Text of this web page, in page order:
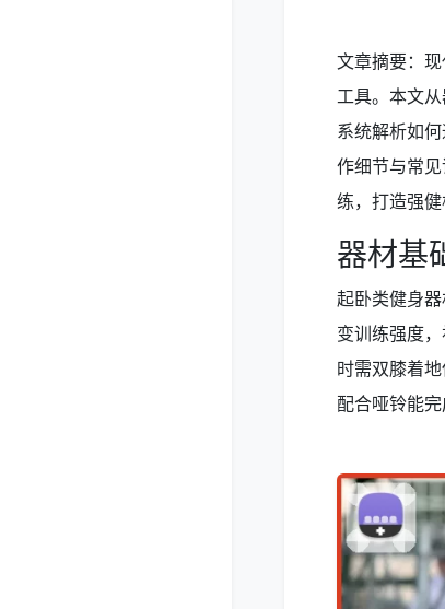
文章摘要：
工具。本文
系统解析如
作细节与常
练，打造强健
器材基
起卧类健身
变训练强度
时需双膝着
配合哑铃能